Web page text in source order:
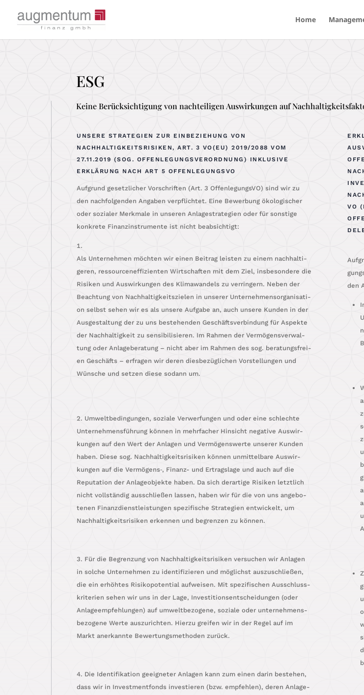
Home
ESG
Keine Berücksichtigung von nachteiligen Auswirkungen auf
UNSERE STRATEGIEN ZUR EINBEZIEHUNG VON
NACHHALTIGKEITSRISIKEN, ART. 3 VO(EU) 2019/2088 VOM
27.11.2019 (SOG. OFFENLEGUNGSVERORDNUNG) INKLUSIVE
ERKLÄRUNG NACH ART 5 OFFENLEGUNGSVO
Auf­grund gesetz­li­cher Vor­schrif­ten (Art. 3 Offen­le­gungs­VO) sind wir zu
den nach­fol­gen­den Anga­ben ver­pflich­tet. Eine Bewer­bung öko­lo­gi­scher
oder sozia­ler Merk­ma­le in unse­ren Anla­ge­stra­te­gien oder für sons­ti­ge
kon­kre­te Finanz­in­stru­men­te ist nicht beabsichtigt:
Als Unter­neh­men möch­ten wir einen Bei­trag leis­ten zu einem nach­hal­ti­
ge­ren, res­sour­cen­ef­fi­zi­en­ten Wirt­schaf­ten mit dem Ziel, ins­be­son­de­re die
Risi­ken und Aus­wir­kun­gen des Kli­ma­wan­dels zu ver­rin­gern. Neben der
Beach­tung von Nach­hal­tig­keits­zie­len in unse­rer Unter­neh­mens­or­ga­ni­sa­ti­
on selbst sehen wir es als unse­re Auf­ga­be an, auch unse­re Kun­den in der
Aus­ge­stal­tung der zu uns bestehen­den Geschäfts­ver­bin­dung für Aspek­te
der Nach­hal­tig­keit zu sen­si­bi­li­sie­ren. Im Rah­men der Ver­mö­gens­ver­wal­
tung oder Anla­ge­be­ra­tung – nicht aber im Rah­men des sog. bera­tungs­frei­
en Geschäfts – erfra­gen wir deren dies­be­züg­li­chen Vor­stel­lun­gen und
Wün­sche und set­zen die­se sodann um.
2. Umwelt­be­din­gun­gen, sozia­le Ver­wer­fun­gen und oder eine schlech­te
Unter­neh­mens­füh­rung kön­nen in mehr­fa­cher Hin­sicht nega­ti­ve Aus­wir­
kun­gen auf den Wert der Anla­gen und Ver­mö­gens­wer­te unse­rer Kun­den
haben. Die­se sog. Nach­hal­tig­keits­ri­si­ken kön­nen unmit­tel­ba­re Aus­wir­
kun­gen auf die Vermögens‑, Finanz- und Ertrags­la­ge und auch auf die
Repu­ta­ti­on der Anla­ge­ob­jek­te haben. Da sich der­ar­ti­ge Risi­ken letzt­lich
nicht voll­stän­dig aus­schlie­ßen las­sen, haben wir für die von uns ange­bo­
te­nen Finanz­dienst­leis­tun­gen spe­zi­fi­sche Stra­te­gien ent­wi­ckelt, um
Nach­hal­tig­keits­ri­si­ken erken­nen und begren­zen zu können.
3. Für die Begren­zung von Nach­hal­tig­keits­ri­si­ken ver­su­chen wir Anla­gen
in sol­che Unter­neh­men zu iden­ti­fi­zie­ren und mög­lichst aus­zu­schlie­ßen,
die ein erhöh­tes Risi­ko­po­ten­ti­al auf­wei­sen. Mit spe­zi­fi­schen Aus­schluss­
kri­te­ri­en sehen wir uns in der Lage, Inves­ti­ti­ons­ent­schei­dun­gen (oder
Anla­ge­emp­feh­lun­gen) auf umwelt­be­zo­ge­ne, sozia­le oder unter­neh­mens­
be­zo­ge­ne Wer­te aus­zu­rich­ten. Hier­zu grei­fen wir in der Regel auf im
Markt aner­kann­te Bewer­tungs­me­tho­den zurück.
4. Die Iden­ti­fi­ka­ti­on geeig­ne­ter Anla­gen kann zum einen dar­in bestehen,
dass wir in Invest­ment­fonds inves­tie­ren (bzw. emp­feh­len), deren Anla­ge­
O
den